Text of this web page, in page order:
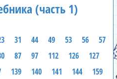
(часть 1)
31 44 49 53 56
57
87 97 112 126
127
139 140 141 144
159